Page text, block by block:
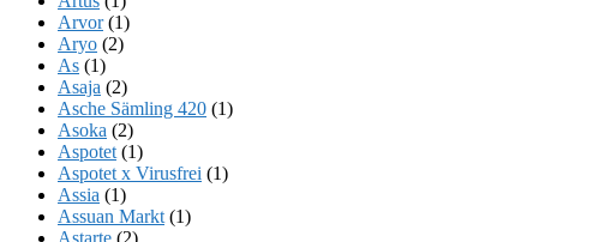
Arvor(1)
Aryo (2)
As (1)
Asaja (2)
Asche Sämling 420 (1)
Asoka (2)
Aspotet (1)
Aspotet x Virusfrei (1)
Assia (1)
Assuan Markt (1)
Astarte (2)